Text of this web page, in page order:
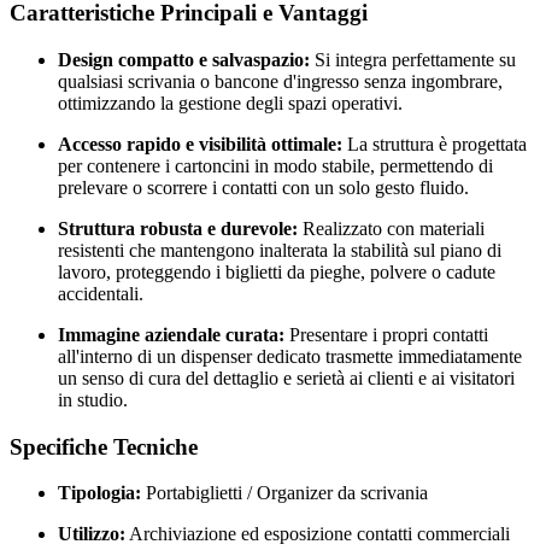
Caratteristiche Principali e Vantaggi
Design compatto e salvaspazio: Si integra perfettamente su
qualsiasi scrivania o bancone d'ingresso senza ingombrare,
ottimizzando la gestione degli spazi operativi.
Accesso rapido e visibilità ottimale: La struttura è progettata
per contenere i cartoncini in modo stabile, permettendo di
prelevare o scorrere i contatti con un solo gesto fluido.
Struttura robusta e durevole: Realizzato con materiali
resistenti che mantengono inalterata la stabilità sul piano di
lavoro, proteggendo i biglietti da pieghe, polvere o cadute
accidentali.
Immagine aziendale curata: Presentare i propri contatti
all'interno di un dispenser dedicato trasmette immediatamente
un senso di cura del dettaglio e serietà ai clienti e ai visitatori
in studio.
Specifiche Tecniche
Tipologia: Portabiglietti / Organizer da scrivania
Utilizzo: Archiviazione ed esposizione contatti commerciali